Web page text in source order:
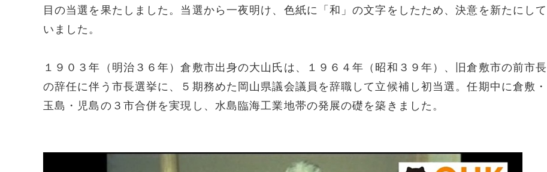
目の当選を果たしました。当選から一夜明け、色紙に「和」の文字をしたため、決意を新たにして
いました。
１９０３年（明治３６年）倉敷市出身の大山氏は、１９６４年（昭和３９年）、旧倉敷市の前市長
の辞任に伴う市長選挙に、５期務めた岡山県議会議員を辞職して立候補し初当選。任期中に倉敷・
玉島・児島の３市合併を実現し、水島臨海工業地帯の発展の礎を築きました。